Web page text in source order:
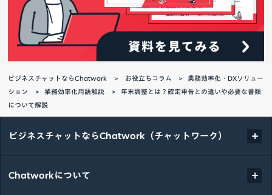
ビジネスチャットならChatwork お役立ちコラム
業務効率化・DXソリュー
ション
業務効率化用語解説
年末調整とは？確定申告との違いや必要な書類
について解説
ビジネスチャットならChatwork（チャットワーク）
Chatworkについて